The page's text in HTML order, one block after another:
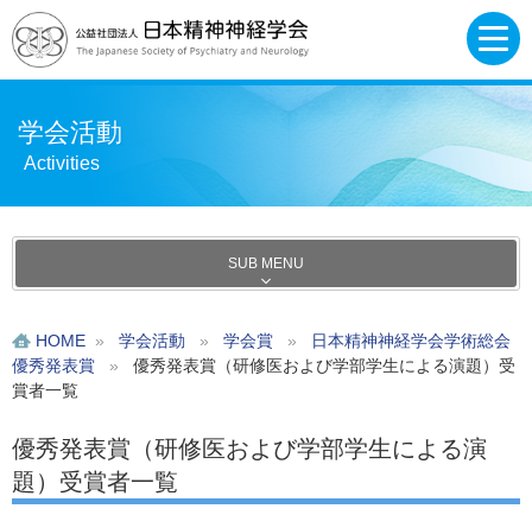
学会活動
Activities
SUB MENU
HOME » 学会活動 » 学会賞 »
日本精神神経学会学術総会
優秀発表賞
»
優秀発表賞（研修医および学部学生による演題）受
賞者一覧
優秀発表賞（研修医および学部学生による演
題）受賞者一覧